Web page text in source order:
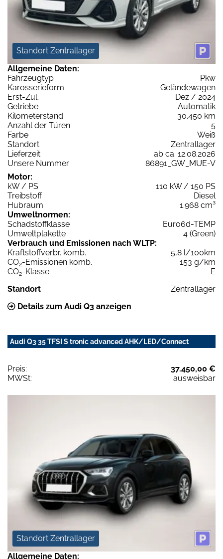
Standort Zentrallager
Allgemeine Daten:
Fahrzeugtyp
Pkw
Karosserieform
Geländewagen
Erst-Zul.
Dez / 2024
Getriebe
Automatik
Kilometerstand
30.450 km
Anzahl der Türen
5
Farbe
Weiß
Standort
Zentrallager
Lieferzeit
ab ca. 12.08.2026
Unsere Nummer
86891_GW_MUE-V
Motor:
kW / PS
110 kW / 150 PS
Treibstoff
Diesel
Hubraum
1.968 cm³
Umweltnormen:
Schadstoffklasse
Euro6d-TEMP
Umweltplakette
4 (Green)
Verbrauch und Emissionen nach WLTP:
Kraftstoffverbr. komb.
5,8 l/100km
CO2-Emissionen komb.
153 g/km
CO2-Klasse
E
Standort
Zentrallager
Details zum Audi Q3 anzeigen
Audi Q3 35 TFSI S tronic advanced AHK/LED/Connect
Preis:
37.450,00 €
MWSt:
ausweisbar
Standort Zentrallager
Allgemeine Daten: